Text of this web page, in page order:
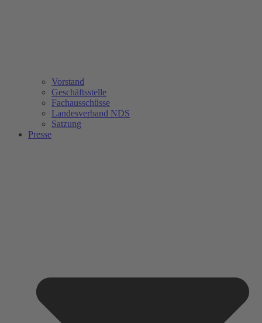
Vorstand
Geschäftsstelle
Fachausschüsse
Landesverband NDS
Satzung
Presse